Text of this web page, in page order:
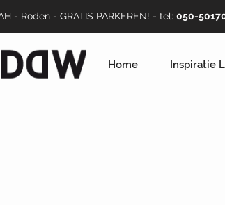
Home Inspiratie
- Roden - GRATIS PARKEREN! - tel: 050-